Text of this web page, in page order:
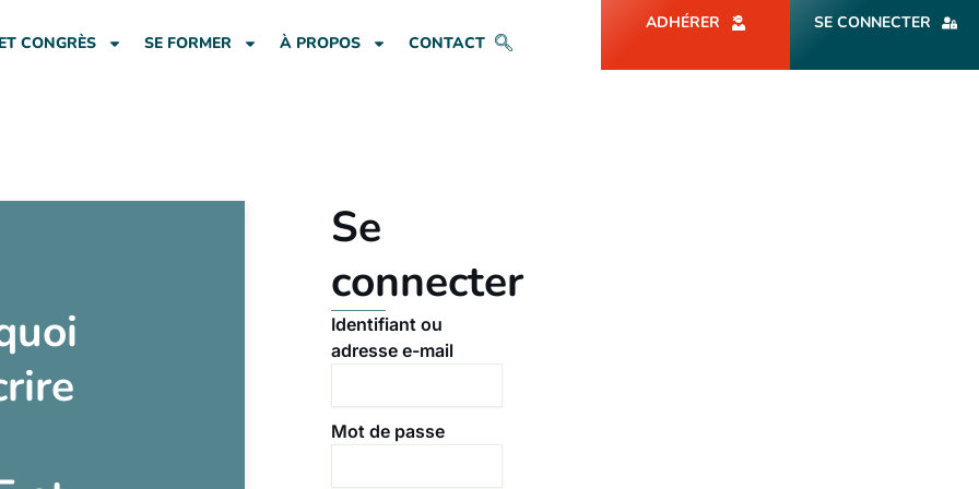
CONGRÈS SE FORMER À PROPOS CONTACT
ADHÉRER SE CONNECTER
Se
connecter
Identifiant ou
adresse e-mail
Mot de passe